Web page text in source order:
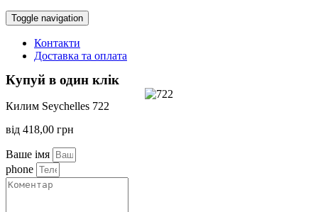
Toggle navigation
Контакти
Доставка та оплата
Купуй в один клік
Килим Seychelles 722
від 418,00 грн
Ваше імя
phone